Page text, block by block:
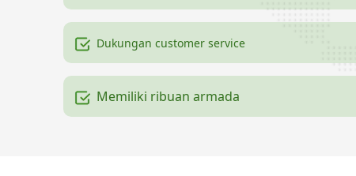
Dukungan customer service
Memiliki ribuan armada